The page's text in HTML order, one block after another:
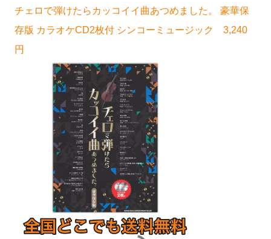
チェロで弾けたらカッコイイ曲あつめました。 豪華保
存版 カラオケCD2枚付 シンコーミュージック 3,240
円